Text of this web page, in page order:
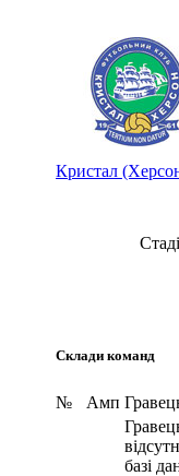
Кристал
Склади команд
№ Амп
базі